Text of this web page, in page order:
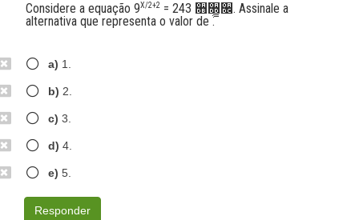
Considere a equação 9X/2+2 = 243 ૛૝૜. Assinale a
alternativa que representa o valor de ࢞.
a) 1.
b) 2.
c) 3.
d) 4.
e) 5.
Responder